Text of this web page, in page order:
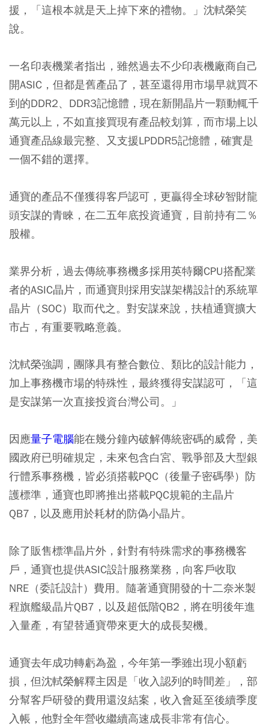
援，「這根本就是天上掉下來的禮物。」沈軾榮笑
說。
一名印表機業者指出，雖然過去不少印表機廠商自己
開ASIC，但都是舊產品了，甚至還得用市場早就買不
到的DDR2、DDR3記憶體，現在新開晶片一顆動輒千
萬元以上，不如直接買現有產品較划算，而市場上以
通寶產品線最完整、又支援LPDDR5記憶體，確實是
一個不錯的選擇。
通寶的產品不僅獲得客戶認可，更贏得全球矽智財龍
頭安謀的青睞，在二五年底投資通寶，目前持有二％
股權。
業界分析，過去傳統事務機多採用英特爾CPU搭配業
者的ASIC晶片，而通寶則採用安謀架構設計的系統單
晶片（SOC）取而代之。對安謀來說，扶植通寶擴大
市占，有重要戰略意義。
沈軾榮強調，團隊具有整合數位、類比的設計能力，
加上事務機市場的特殊性，最終獲得安謀認可，「這
是安謀第一次直接投資台灣公司。」
因應量子電腦能在幾分鐘內破解傳統密碼的威脅，美
國政府已明確規定，未來包含白宮、戰爭部及大型銀
行體系事務機，皆必須搭載PQC（後量子密碼學）防
護標準，通寶也即將推出搭載PQC規範的主晶片
QB7，以及應用於耗材的防偽小晶片。
除了販售標準晶片外，針對有特殊需求的事務機客
戶，通寶也提供ASIC設計服務業務，向客戶收取
NRE（委託設計）費用。隨著通寶開發的十二奈米製
程旗艦級晶片QB7，以及超低階QB2，將在明後年進
入量產，有望替通寶帶來更大的成長契機。
通寶去年成功轉虧為盈，今年第一季雖出現小額虧
損，但沈軾榮解釋主因是「收入認列的時間差」，部
分幫客戶研發的費用還沒結案，收入會延至後續季度
入帳，他對全年營收繼續高速成長非常有信心。